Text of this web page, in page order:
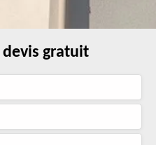
gratuit